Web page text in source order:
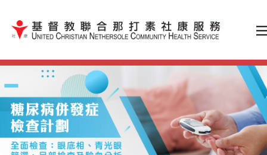
跳到內容（按輸入鍵）